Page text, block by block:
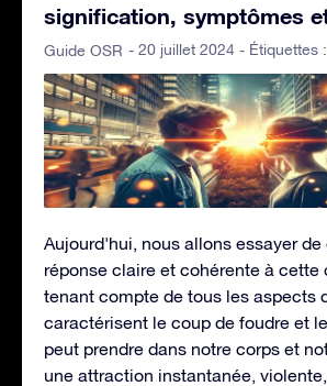
signification, symptômes
Guide OSR - 20 juillet 2024 - Étiquettes :
Aujourd'hui, nous allons essayer de
réponse claire et cohérente à cette
tenant compte de tous les aspects
caractérisent le coup de foudre et
peut prendre dans notre corps et
une attraction instantanée,